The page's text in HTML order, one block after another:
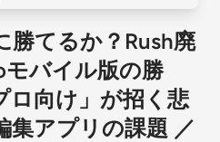
勝てるか？Rush廃
モバイル版の勝
ロ向け」が招く悲
集アプリの課題 ／